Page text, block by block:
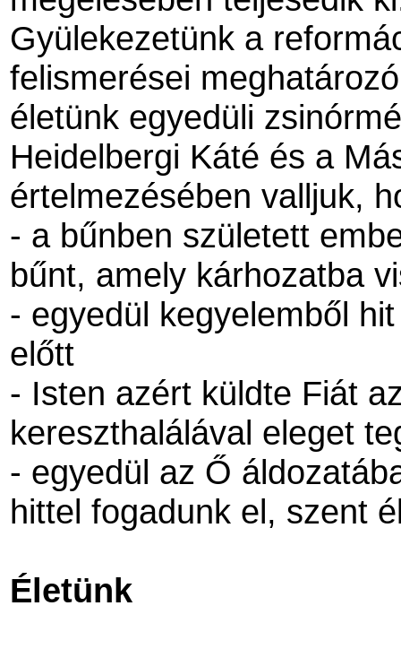
Gyülekezetünk a
felismerései
életünk egyedüli
Heidelbergi Káté és a
értelmezésében valljuk,
- a bűnben született
bűnt, amely kárhozatba
- egyedül kegyelemből
előtt
- Isten azért küldte Fiát
kereszthalálával eleget
- egyedül az Ő
hittel fogadunk el, szent
Életünk